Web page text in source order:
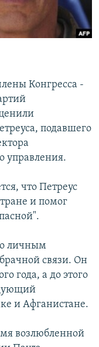
Конгресса -
подавшего
управления.
что Петреус
и помог
личным
связи. Он
года, а до этого
и Афганистане.
возлюбленной